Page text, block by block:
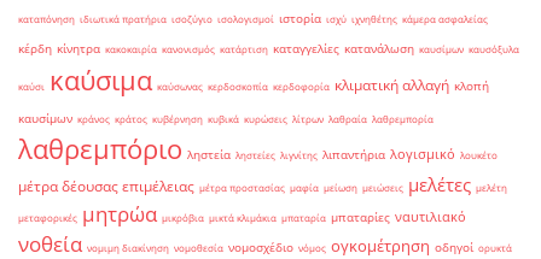
καταπόνηση ιδιωτικά πρατήρια ισοζύγιο ισολογισμοί ιστορία ισχύ ιχνηθέτης κάμερα ασφαλείας
κέρδη κίνητρα κακοκαιρία κανονισμός κατάρτιση καταγγελίες κατανάλωση καυσίμων καυσόξυλα
καύσι καύσιμα καύσωνας κερδοσκοπία κερδοφορία κλιματική αλλαγή κλοπή
καυσίμων κράνος κράτος κυβέρνηση κυβικά κυρώσεις λίτρων λαθραία λαθρεμπορία
λαθρεμπόριο ληστεία ληστείες λιγνίτης λιπαντήρια λογισμικό λουκέτο
μέτρα δέουσας επιμέλειας μέτρα προστασίας μαφία μείωση μειώσεις μελέτες μελέτη
μεταφορικές μητρώα μικρόβια μικτά κλιμάκια μπαταρία μπαταρίες ναυτιλιακό
νοθεία νομιμη διακίνηση νομοθεσία νομοσχέδιο νόμος ογκομέτρηση οδηγοί ορυκτά